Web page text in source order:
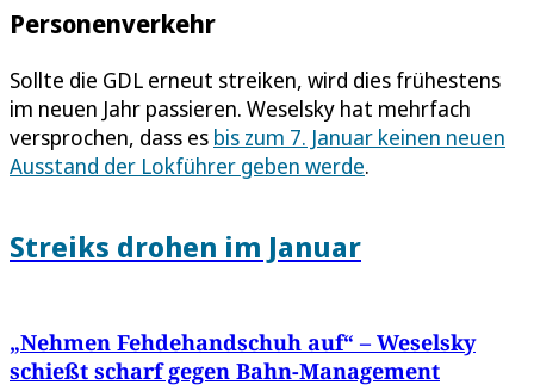
Personenverkehr
Sollte die GDL erneut streiken, wird dies frühestens
im neuen Jahr passieren. Weselsky hat mehrfach
versprochen, dass es bis zum 7. Januar keinen neuen
Ausstand der Lokführer geben werde.
Streiks drohen im Januar
„Nehmen Fehdehandschuh auf“ – Weselsky
schießt scharf gegen Bahn-Management